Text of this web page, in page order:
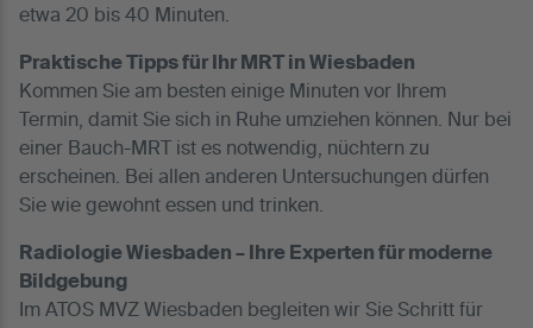
etwa 20 bis 40 Minuten.
Praktische Tipps für Ihr MRT in Wiesbaden
Kommen Sie am besten einige Minuten vor Ihrem
Termin, damit Sie sich in Ruhe umziehen können. Nur bei
einer Bauch-MRT ist es notwendig, nüchtern zu
erscheinen. Bei allen anderen Untersuchungen dürfen
Sie wie gewohnt essen und trinken.
Radiologie Wiesbaden – Ihre Experten für moderne
Bildgebung
Im ATOS MVZ Wiesbaden begleiten wir Sie Schritt für